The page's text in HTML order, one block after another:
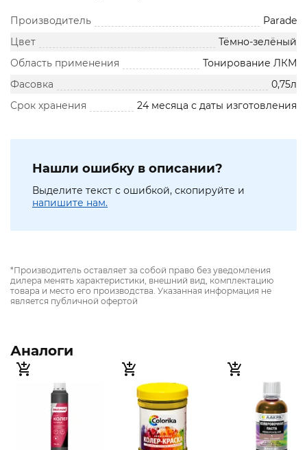
Производитель
Parade
Цвет
Тёмно-зелёный
Область применения
Тонирование ЛКМ
Фасовка
0,75л
Срок хранения
24 месяца с даты изготовления
Нашли ошибку в описании?
Выделите текст с ошибкой, скопируйте и
напишите нам.
*Производитель оставляет за собой право без уведомления
дилера менять характеристики, внешний вид, комплектацию
товара и место его производства. Указанная информация не
является публичной офертой
Аналоги